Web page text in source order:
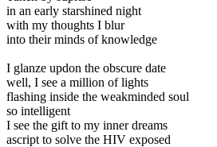
in an early starshined night
with my thoughts I blur
into their minds of knowledge
I glanze updon the obscure date
well, I see a million of lights
flashing inside the weakminded soul
so intelligent
I see the gift to my inner dreams
ascript to solve the HIV exposed